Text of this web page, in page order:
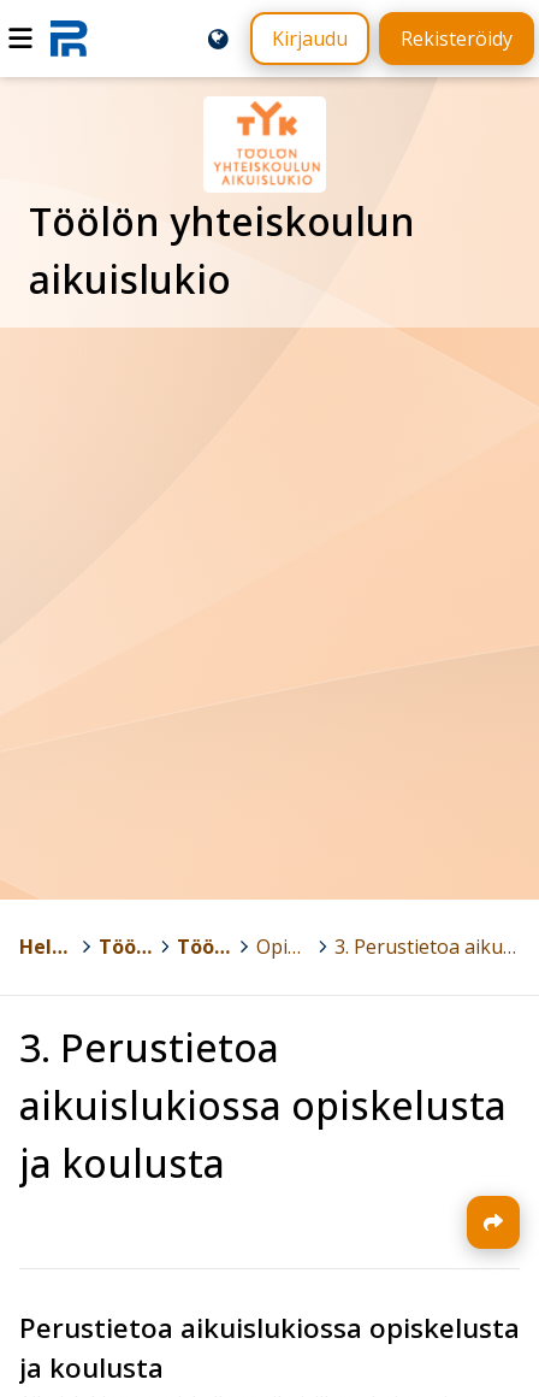
Kirjaudu Rekisteröidy
Töölön yhteiskoulun
aikuislukio
Helsinki Töölön yhteiskoulu> Töölön yhteiskoulun aikuislukio > Opinto-opas > 3. Perustietoa aikuislukiossa opiskelusta ja koulusta
3. Perustietoa
aikuislukiossa opiskelusta
ja koulusta
Perustietoa aikuislukiossa opiskelusta
ja koulusta